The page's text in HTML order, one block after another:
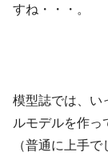
すね・・・。
模型誌では、い
ルモデルを作っ
（普通に上手で